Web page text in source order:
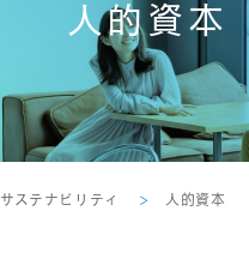
人的資本
サステナビリティ 人的資本